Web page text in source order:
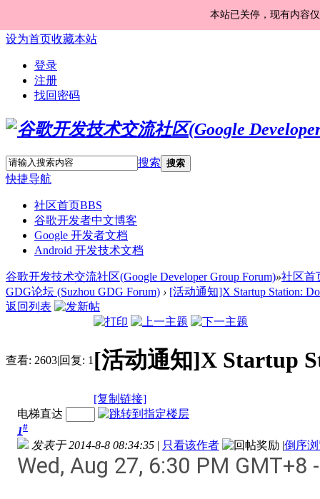
本站已关停，现有内容
设为首页收藏本站
登录
注册
找回密码
搜索 搜索
快捷导航
社区首页BBS
谷歌开发者中文博客
Google 开发者文档
Android 开发技术文档
谷歌开发技术交流社区(Google Developer Group Forum)»社区首
GDG论坛 (Suzhou GDG Forum) › [活动通知]X Startup Station:
返回列表
查看: 2603|回复: 1 [活动通知]X Startup
[复制链接]
电梯直达
1#
发表于 2014-8-8 08:34:35 | 只看该作者 |倒序
Wed, Aug 27, 6:30 PM GMT+8